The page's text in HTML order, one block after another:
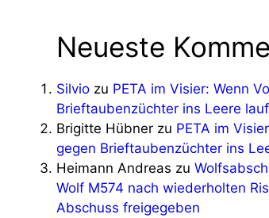
Neueste
Silvio zu PETA im Visier: Wenn
Brieftaubenzüchter ins Leere
Brigitte Hübner zu PETA im
gegen Brieftaubenzüchter ins
Heimann Andreas zu
Wolf M574 nach wiederholten
Abschuss freigegeben